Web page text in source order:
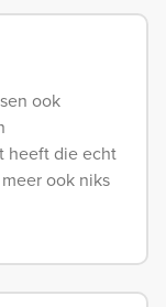
ook
heeft die echt
ook niks